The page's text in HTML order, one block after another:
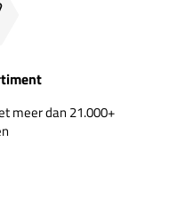
meer dan 21.000+